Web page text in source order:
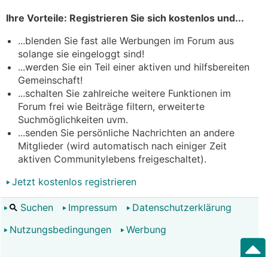
Ihre Vorteile: Registrieren Sie sich kostenlos und...
...blenden Sie fast alle Werbungen im Forum aus
solange sie eingeloggt sind!
...werden Sie ein Teil einer aktiven und hilfsbereiten
Gemeinschaft!
...schalten Sie zahlreiche weitere Funktionen im
Forum frei wie Beiträge filtern, erweiterte
Suchmöglichkeiten uvm.
...senden Sie persönliche Nachrichten an andere
Mitglieder (wird automatisch nach einiger Zeit
aktiven Communitylebens freigeschaltet).
Jetzt kostenlos registrieren
Suchen Impressum
Datenschutzerklärung
Nutzungsbedingungen
Werbung